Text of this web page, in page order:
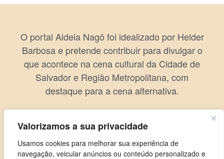
Valorizamos a sua privacidade
Usamos cookies para melhorar sua experiência de
navegação, veicular anúncios ou conteúdo personalizado e
O portal Aldeia Nagô foi idealizado por Helder
Barbosa e pretende contribuir para divulgar o
que acontece na cena cultural da Cidade de
Salvador e Região Metropolitana, com
destaque para a cena alternativa.